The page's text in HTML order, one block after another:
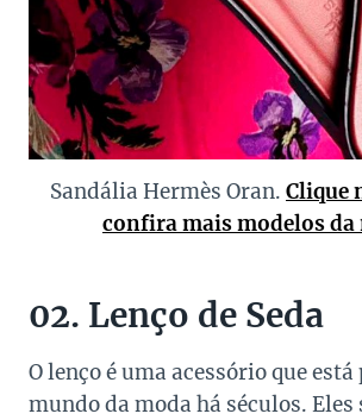
Sandália Hermès Oran. Clique
confira mais modelos da
02. Lenço de Seda
O lenço é uma acessório que
mundo da moda há séculos. Eles